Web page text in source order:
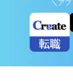
＼ア